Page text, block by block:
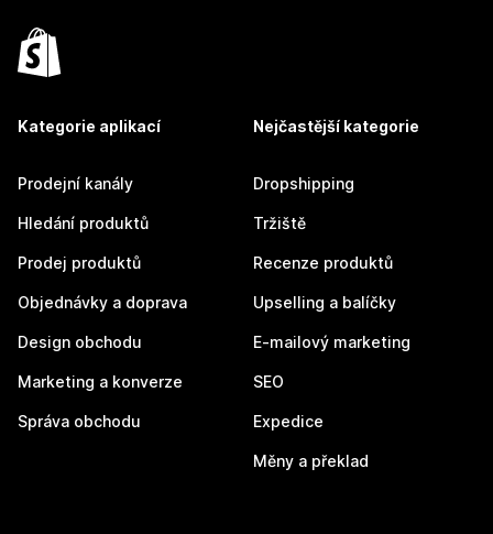
Kategorie aplikací
Prodejní kanály
Hledání produktů
Prodej produktů
Objednávky a doprava
Design obchodu
Marketing a konverze
Správa obchodu
Nejčastější kategorie
Dropshipping
Tržiště
Recenze produktů
Upselling a balíčky
E-mailový marketing
SEO
Expedice
Měny a překlad